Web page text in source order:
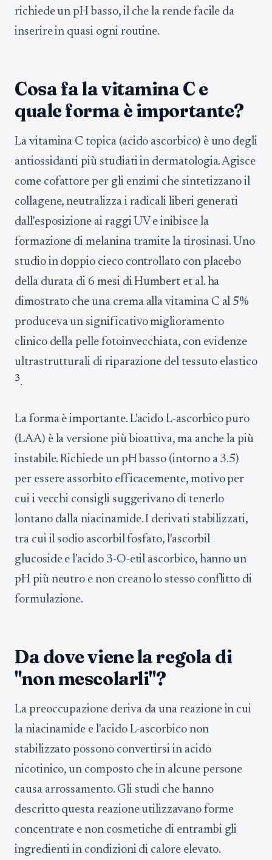
richiede un pH basso, il che la rende facile da
inserire in quasi ogni routine.
Cosa fa la vitamina C e
quale forma è importante?
La vitamina C topica (acido ascorbico) è uno degli
antiossidanti più studiati in dermatologia. Agisce
come cofattore per gli enzimi che sintetizzano il
collagene, neutralizza i radicali liberi generati
dall'esposizione ai raggi UV e inibisce la
formazione di melanina tramite la tirosinasi. Uno
studio in doppio cieco controllato con placebo
della durata di 6 mesi di Humbert et al. ha
dimostrato che una crema alla vitamina C al 5%
produceva un significativo miglioramento
clinico della pelle fotoinvecchiata, con evidenze
ultrastrutturali di riparazione del tessuto elastico
3.
La forma è importante. L'acido L-ascorbico puro
(LAA) è la versione più bioattiva, ma anche la più
instabile. Richiede un pH basso (intorno a 3.5)
per essere assorbito efficacemente, motivo per
cui i vecchi consigli suggerivano di tenerlo
lontano dalla niacinamide. I derivati stabilizzati,
tra cui il sodio ascorbil fosfato, l'ascorbil
glucoside e l'acido 3-O-etil ascorbico, hanno un
pH più neutro e non creano lo stesso conflitto di
formulazione.
Da dove viene la regola di
"non mescolarli"?
La preoccupazione deriva da una reazione in cui
la niacinamide e l'acido L-ascorbico non
stabilizzato possono convertirsi in acido
nicotinico, un composto che in alcune persone
causa arrossamento. Gli studi che hanno
descritto questa reazione utilizzavano forme
concentrate e non cosmetiche di entrambi gli
ingredienti in condizioni di calore elevato.